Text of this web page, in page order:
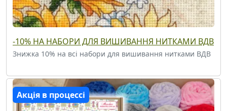
-10% НА НАБОРИ ДЛЯ ВИШИВАННЯ НИТКАМИ ВДВ
Знижка 10% на всі набори для вишивання нитками ВДВ
Акція в процессі